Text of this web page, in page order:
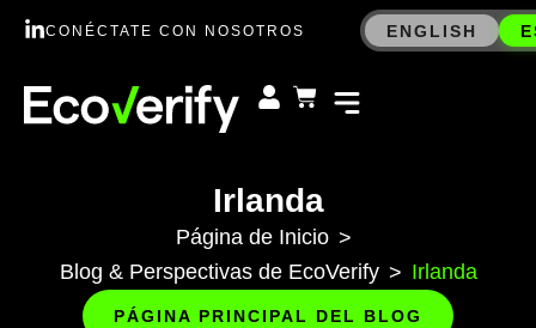
CONÉCTATE CON NOSOTROS ENGLISH
Irlanda
Página de Inicio >
Blog & Perspectivas de EcoVerify > Irlanda
PÁGINA PRINCIPAL DEL BLOG